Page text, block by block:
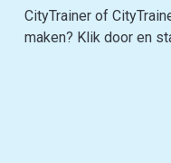
CityTrainer of
maken? Klik door en